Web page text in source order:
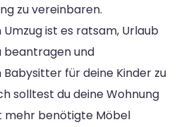
zu vereinbaren.
ist es ratsam, Urlaub
beantragen und
für deine Kinder zu
solltest du deine Wohnung
benötigte Möbel